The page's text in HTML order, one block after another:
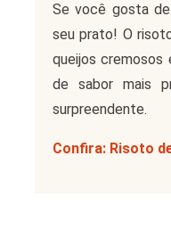
Se você gosta
seu prato! O
queijos cremosos
de sabor mais
surpreendente.
Confira: Risoto